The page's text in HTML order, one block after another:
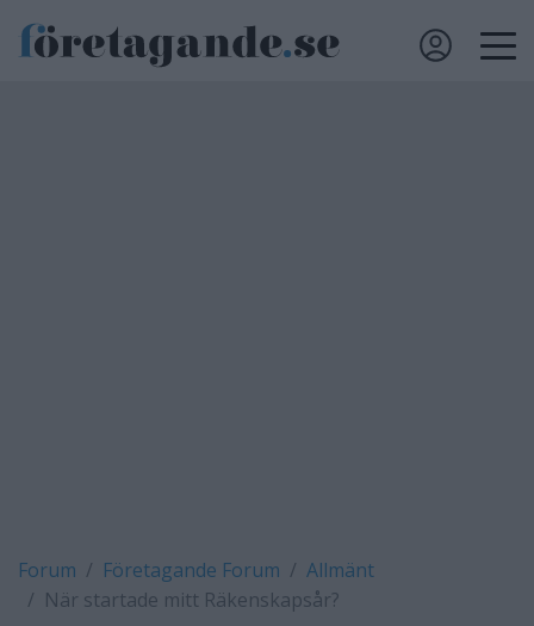
Forum Företagande Forum
Allmänt
När startade mitt Räkenskapsår?